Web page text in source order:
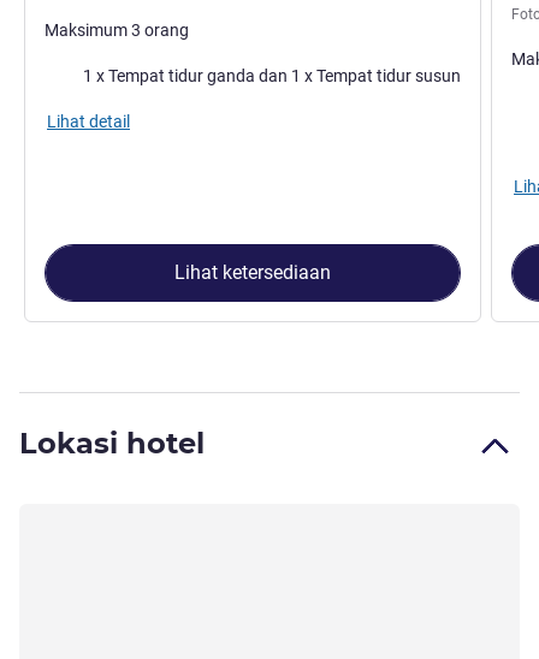
Maksimum 3 orang
Selimut 1 x Tempat tidur ganda dan 1 x Tempat tidur susun
Lihat detail
Lihat ketersediaan
Lokasi hotel